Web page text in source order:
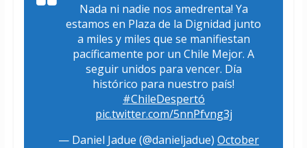
Nada ni nadie nos amedrenta! Ya
estamos en Plaza de la Dignidad junto
a miles y miles que se manifiestan
pacíficamente por un Chile Mejor. A
seguir unidos para vencer. Día
histórico para nuestro país!
#ChileDespertó
pic.twitter.com/5nnPfvng3j
— Daniel Jadue (@danieljadue) October